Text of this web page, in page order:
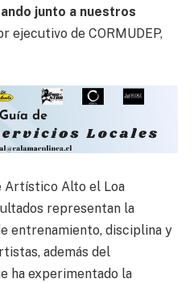
junto a nuestros
ejecutivo de CORMUDEP,
Artístico Alto el Loa
representan la
entrenamiento, disciplina y
además del
ha experimentado la